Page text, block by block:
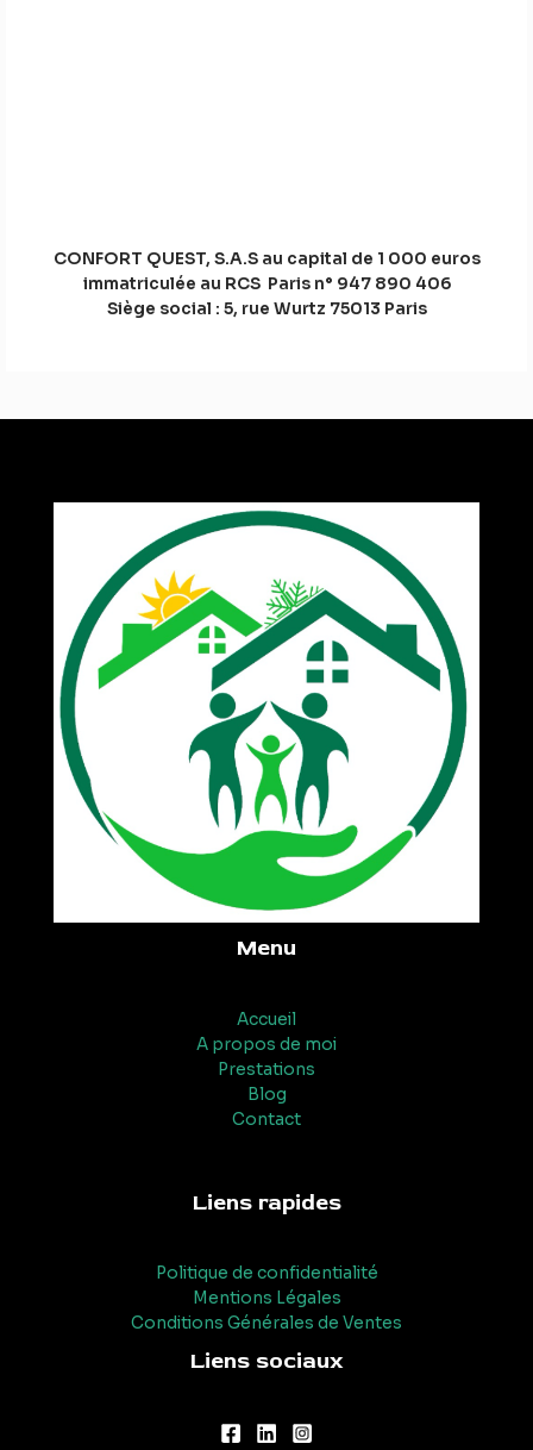
CONFORT QUEST, S.A.S au capital de 1 000 euros
immatriculée au RCS Paris n° 947 890 406
Siège social : 5, rue Wurtz 75013 Paris
Menu
Accueil
A propos de moi
Prestations
Blog
Contact
Liens rapides
Politique de confidentialité
Mentions Légales
Conditions Générales de Ventes
Liens sociaux